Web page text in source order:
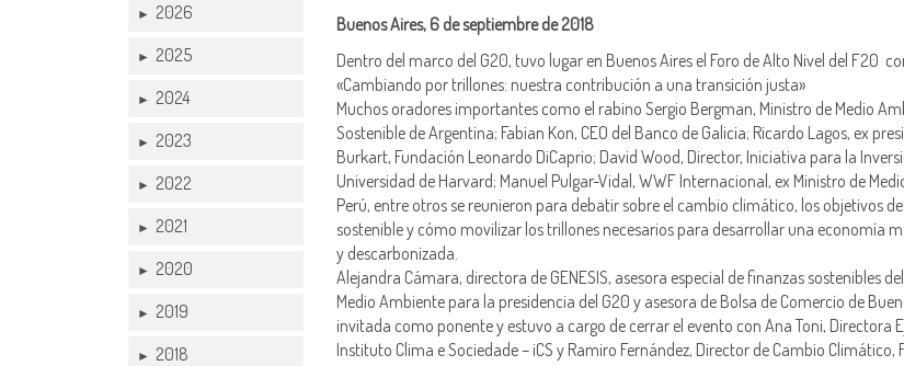
► 2026
► 2025
► 2024
► 2023
► 2022
► 2021
► 2020
► 2019
► 2018
Buenos Aires, 6 de septiembre de 2018
Dentro del marco del G20, tuvo lugar en Buenos Aires el Foro de Alto Nivel del F20
«Cambiando por trillones: nuestra contribución a una transición justa»
Muchos oradores importantes como el rabino Sergio Bergman, Ministro de Medio
Sostenible de Argentina; Fabian Kon, CEO del Banco de Galicia; Ricardo Lagos, ex
Burkart, Fundación Leonardo DiCaprio; David Wood, Director, Iniciativa para la
Universidad de Harvard; Manuel Pulgar-Vidal, WWF Internacional, ex Ministro de
Perú, entre otros se reunieron para debatir sobre el cambio climático, los objetivos
sostenible y cómo movilizar los trillones necesarios para desarrollar una economía
y descarbonizada.
Alejandra Cámara, directora de GENESIS, asesora especial de finanzas sostenibles
Medio Ambiente para la presidencia del G20 y asesora de Bolsa de Comercio de
invitada como ponente y estuvo a cargo de cerrar el evento con Ana Toni, Directora
Instituto Clima e Sociedade – iCS y Ramiro Fernández, Director de Cambio Climático,